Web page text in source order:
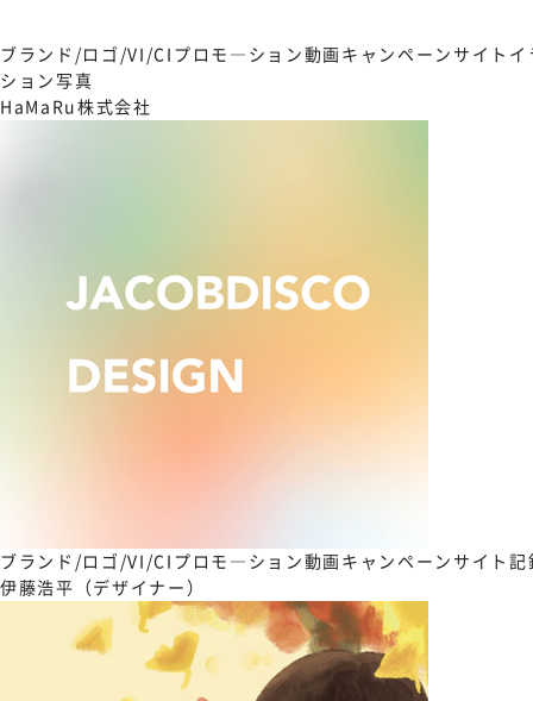
ブランド/ロゴ/VI/CI プロモ―ション動画 キャンペーンサイト イ
ション写真
HaMaRu株式会社
ブランド/ロゴ/VI/CI プロモ―ション動画 キャンペーンサイト記
伊藤浩平（デザイナー）